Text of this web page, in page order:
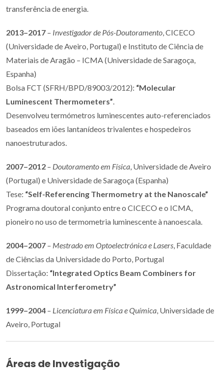
transferência de energia.
2013–2017 – Investigador de Pós-Doutoramento , CICECO
(Universidade de Aveiro, Portugal) e Instituto de Ciência de
Materiais de Aragão – ICMA (Universidade de Saragoça,
Espanha)
Bolsa FCT (SFRH/BPD/89003/2012): “Molecular
Luminescent Thermometers”
Desenvolveu termómetros luminescentes auto-referenciados
baseados em iões lantanídeos trivalentes e hospedeiros
nanoestruturados.
2007–2012 – Doutoramento em Física , Universidade de Aveiro
(Portugal) e Universidade de Saragoça (Espanha)
Tese: “Self-Referencing Thermometry at the Nanoscale”
Programa doutoral conjunto entre o CICECO e o ICMA,
pioneiro no uso de termometria luminescente à nanoescala.
2004–2007 – Mestrado em Optoelectrónica e Lasers , Faculdade
de Ciências da Universidade do Porto, Portugal
Dissertação: “Integrated Optics Beam Combiners for
Astronomical Interferometry”
1999–2004 – Licenciatura em Física e Química , Universidade de
Aveiro, Portugal
Áreas de Investigação